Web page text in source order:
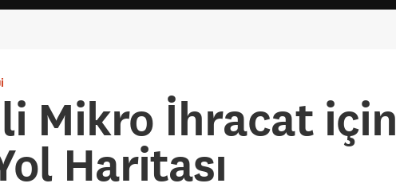
Mikro İhracat için
Haritası